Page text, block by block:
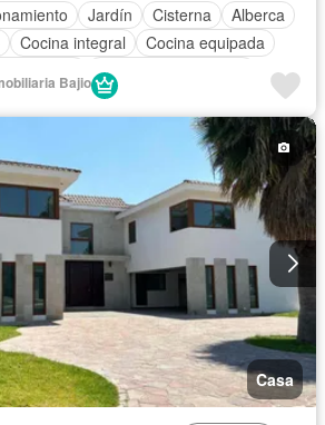
Jardín Cisterna
Alberca
Cocina integral
Cocina equipada
Recámara con closet
Cuarto de Limpieza
Bajio
Casa